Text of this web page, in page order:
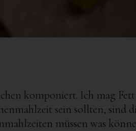
komponiert. Ich mag
sein sollten, sind
müssen was